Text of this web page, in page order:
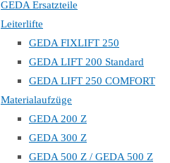
GEDA Ersatzteile
Leiterlifte
GEDA FIXLIFT 250
GEDA LIFT 200 Standard
GEDA LIFT 250 COMFORT
Materialaufzüge
GEDA 200 Z
GEDA 300 Z
GEDA 500 Z / GEDA 500 Z